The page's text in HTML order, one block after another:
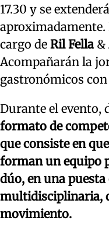
17.30 y se
aproximadamente.
cargo de Ril Fella &
Acompañarán la
gastronómicos con
Durante el evento,
formato de
que consiste en
forman un equipo
dúo, en una puesta
multidisciplinaria,
movimiento.